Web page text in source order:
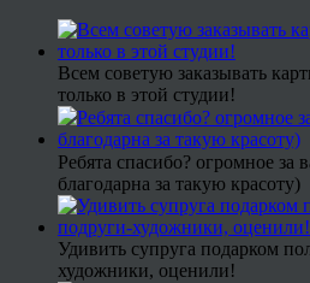
Всем советую заказывать
только в этой студии!
Ребята спасибо? огромное за
благодарна за такую красоту)
Удивить супруга подарком
художники, оценили!